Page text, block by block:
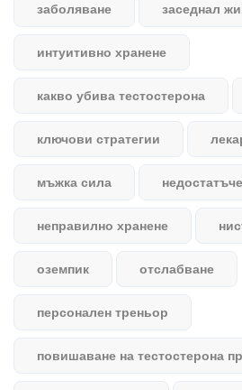
заболяване заседнал
интуитивно хранене
какво убива тестостерона
ключови стратегии
мъжка сила
неправилно хранене
оземпик отслабване
персонален треньор
повишаване на тестостерона